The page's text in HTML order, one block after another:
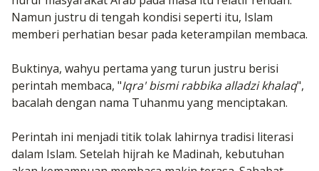
Namun justru di tengah kondisi seperti itu, Islam
memberi perhatian besar pada keterampilan membaca.
Buktinya, wahyu pertama yang turun justru berisi
perintah membaca, "Iqra' bismi rabbika alladzi khalaq",
bacalah dengan nama Tuhanmu yang menciptakan.
Perintah ini menjadi titik tolak lahirnya tradisi literasi
dalam Islam. Setelah hijrah ke Madinah, kebutuhan